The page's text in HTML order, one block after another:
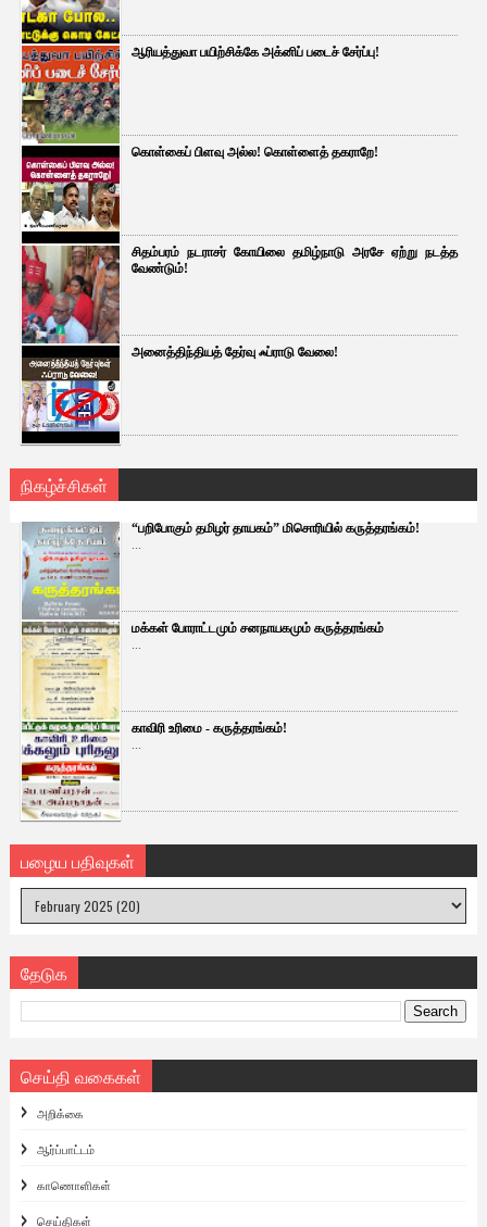
ஆரியத்துவா பயிற்சிக்கே அக்னிப் படைச் சேர்ப்பு!
கொள்கைப் பிளவு அல்ல! கொள்ளைத் தகராறே!
சிதம்பரம் நடராசர் கோயிலை தமிழ்நாடு அரசே ஏற்று நடத்த
வேண்டும்!
அனைத்திந்தியத் தேர்வு ஃப்ராடு வேலை!
நிகழ்ச்சிகள்
“பறிபோகும் தமிழர் தாயகம்” மிசொரியில் கருத்தரங்கம்!
...
மக்கள் போராட்டமும் சனநாயகமும் கருத்தரங்கம்
...
காவிரி உரிமை - கருத்தரங்கம்!
...
பழைய பதிவுகள்
தேடுக
செய்தி வகைகள்
அறிக்கை
ஆர்ப்பாட்டம்
காணொளிகள்
செய்திகள்